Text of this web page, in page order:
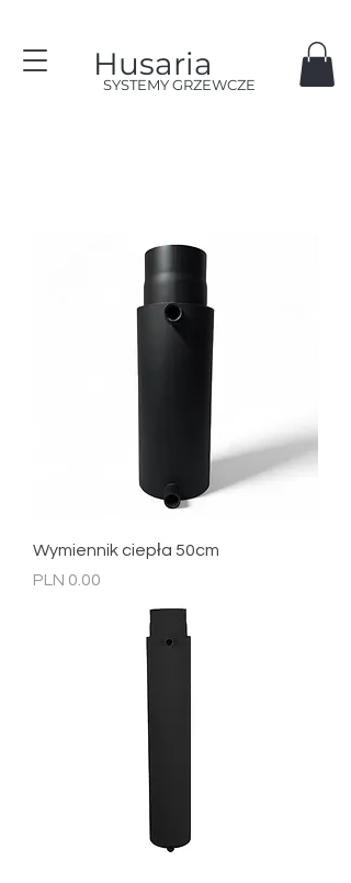
Husaria
SYSTEMY GRZEWCZE
Wymiennik ciepła 50cm
Price
PLN 0.00